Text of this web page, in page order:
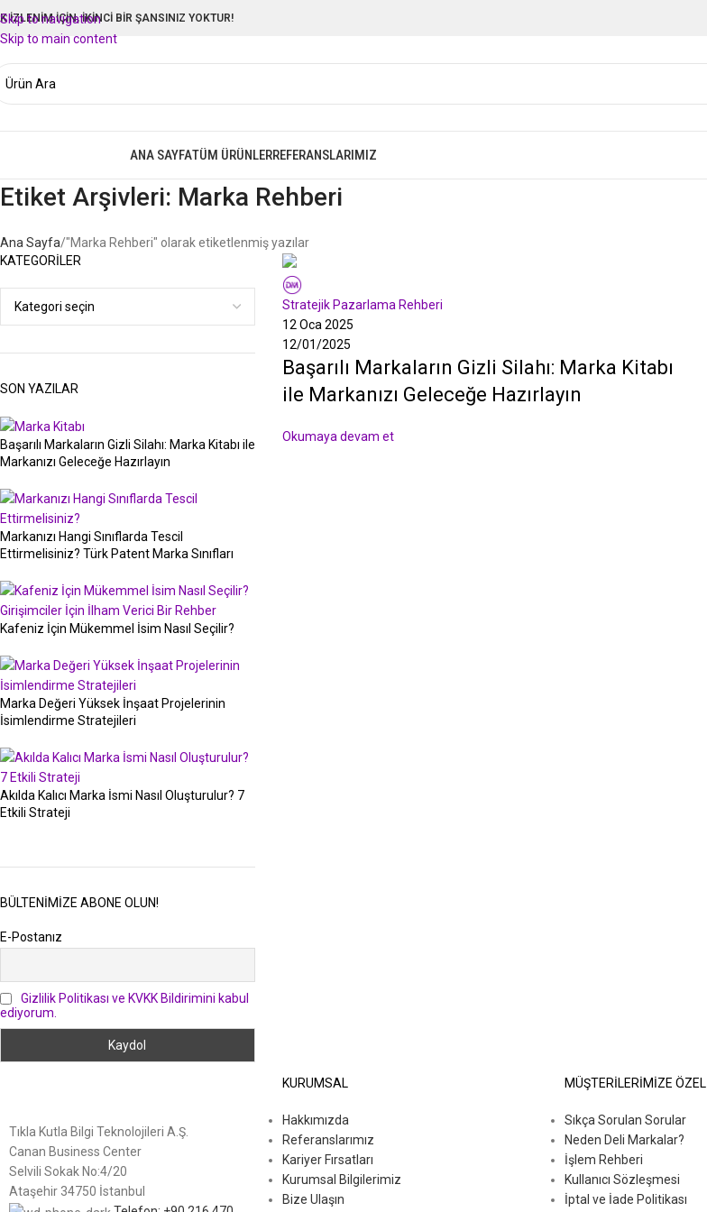
Skip to navigation
Skip to main content
İZLENİM İÇİN, İKİNCİ BİR ŞANSINIZ YOKTUR!
ANA SAYFATÜM ÜRÜNLERREFERANSLARIMIZ
Etiket Arşivleri: Marka Rehberi
Ana Sayfa "Marka Rehberi" olarak etiketlenmiş yazılar
KATEGORILER
SON YAZILAR
Başarılı Markaların Gizli Silahı: Marka Kitabı ile
Markanızı Geleceğe Hazırlayın
Markanızı Hangi Sınıflarda Tescil
Ettirmelisiniz? Türk Patent Marka Sınıfları
Kafeniz İçin Mükemmel İsim Nasıl Seçilir?
Marka Değeri Yüksek İnşaat Projelerinin
İsimlendirme Stratejileri
Akılda Kalıcı Marka İsmi Nasıl Oluşturulur? 7
Etkili Strateji
BÜLTENIMIZE ABONE OLUN!
E-Postanız
Gizlilik Politikası ve KVKK Bildirimini kabul
ediyorum.
Stratejik Pazarlama Rehberi
12 Oca 2025
12/01/2025
Başarılı Markaların Gizli Silahı: Marka Kitabı
ile Markanızı Geleceğe Hazırlayın
Okumaya devam et
Tıkla Kutla Bilgi Teknolojileri A.Ş.
Canan Business Center
Selvili Sokak No:4/20
Ataşehir 34750 İstanbul
KURUMSAL
Hakkımızda
Referanslarımız
Kariyer Fırsatları
Kurumsal Bilgilerimiz
Bize Ulaşın
MÜŞTERİLERİMİZE ÖZEL
Sıkça Sorulan Sorular
Neden Deli Markalar?
İşlem Rehberi
Kullanıcı Sözleşmesi
İptal ve İade Politikası